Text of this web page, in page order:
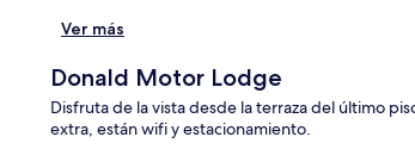
Ver más
Donald Motor Lodge
Disfruta de la vista desde la terraza del último
extra, están wifi y estacionamiento.